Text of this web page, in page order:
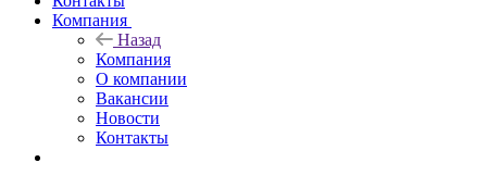
Компания
Назад
Компания
О компании
Вакансии
Новости
Контакты